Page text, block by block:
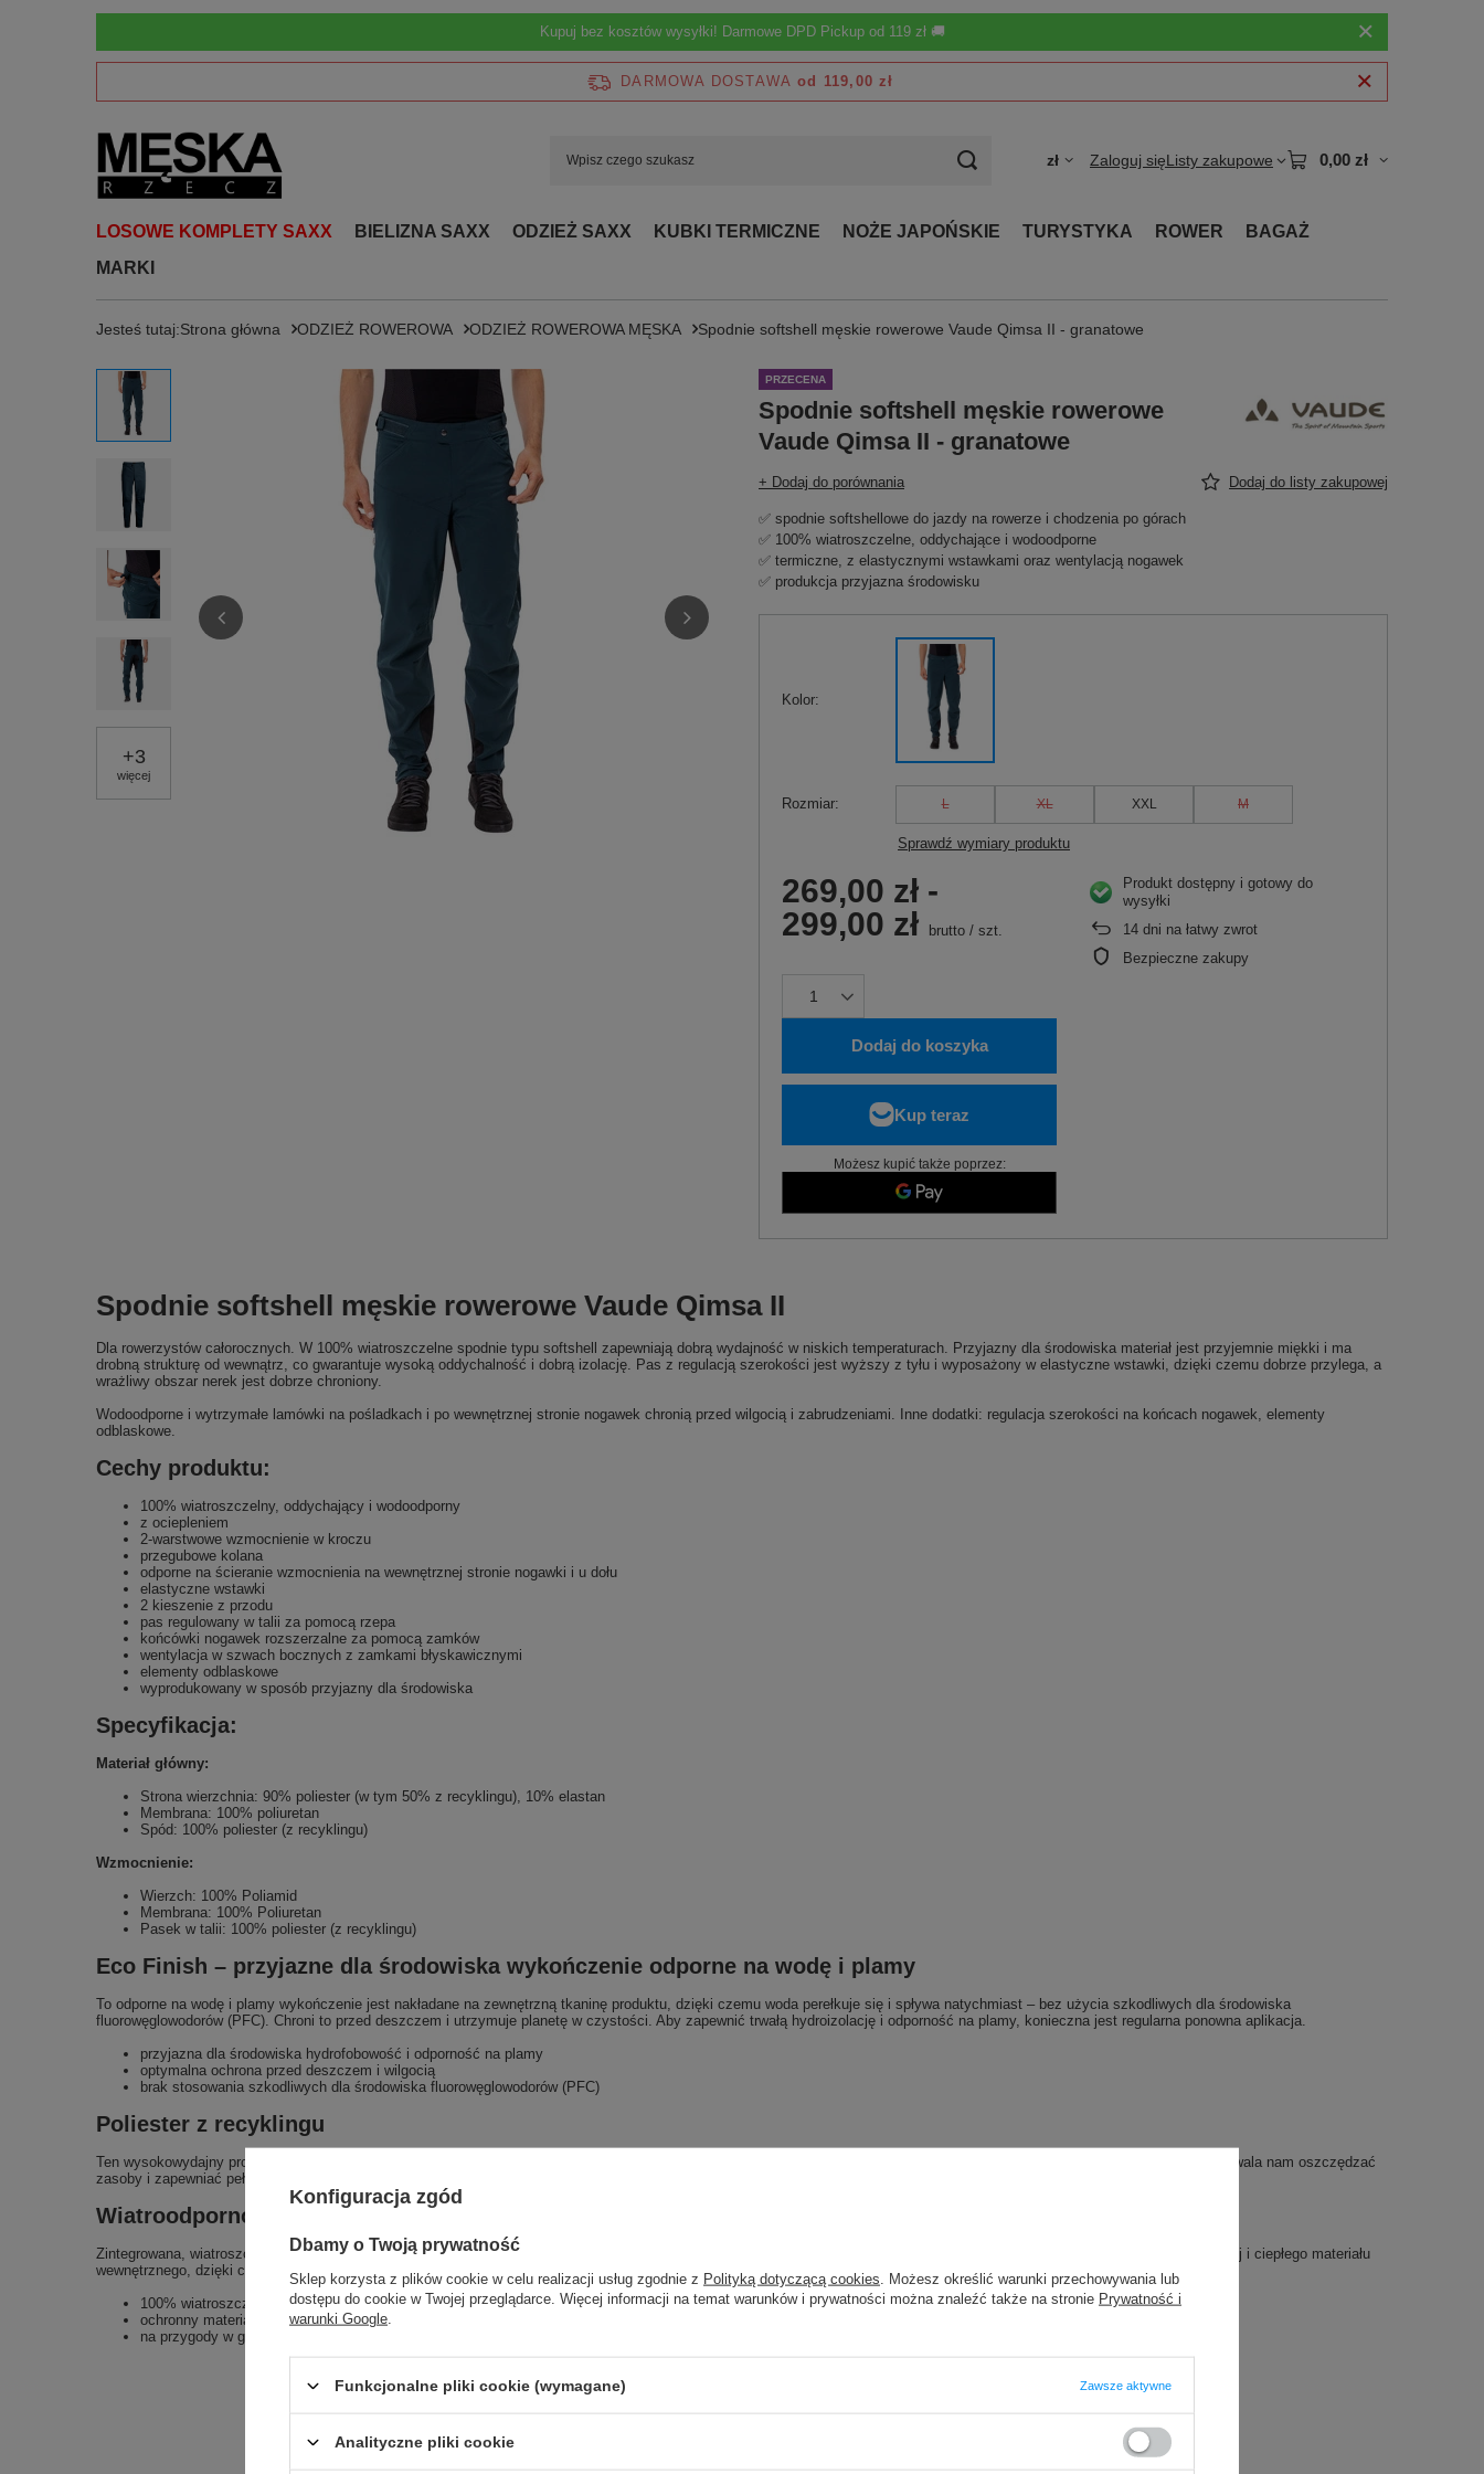
Kupuj bez kosztów wysyłki! Darmowe DPD Pickup od 119 zł 🚚
DARMOWA DOSTAWA od 119,00 zł
zł Zaloguj sięListy zakupowe 0,00 zł
LOSOWE KOMPLETY SAXX BIELIZNA SAXX ODZIEŻ SAXX KUBKI TERMICZNE NOŻE JAPOŃSKIE TURYSTYKA ROWER
BAGAŻ
MARKI
Jesteś tutaj:Strona główna ODZIEŻ ROWEROWA ODZIEŻ ROWEROWA MĘSKA Spodnie softshell męskie rowerowe Vaude Qimsa II - granatowe
+3
więcej
PRZECENA
Spodnie softshell męskie rowerowe
Vaude Qimsa II - granatowe
+ Dodaj do porównania Dodaj do listy zakupowej
✅ spodnie softshellowe do jazdy na rowerze i chodzenia po górach
✅ 100% wiatroszczelne, oddychające i wodoodporne
✅ termiczne, z elastycznymi wstawkami oraz wentylacją nogawek
✅ produkcja przyjazna środowisku
Kolor
Rozmiar L XL XXL M
Sprawdź wymiary produktu
269,00 zł -
299,00 zł
brutto / szt.
Dodaj do koszyka
Możesz kupić także poprzez:
Produkt dostępny i gotowy do
wysyłki
14 dni na łatwy zwrot
Bezpieczne zakupy
Spodnie softshell męskie rowerowe Vaude Qimsa II
Dla rowerzystów całorocznych. W 100% wiatroszczelne spodnie typu softshell zapewniają dobrą wydajność w niskich temperaturach. Przyjazny dla środowiska materiał jest przyjemnie miękki i ma
drobną strukturę od wewnątrz, co gwarantuje wysoką oddychalność i dobrą izolację. Pas z regulacją szerokości jest wyższy z tyłu i wyposażony w elastyczne wstawki, dzięki czemu dobrze przylega, a
wrażliwy obszar nerek jest dobrze chroniony.
Wodoodporne i wytrzymałe lamówki na pośladkach i po wewnętrznej stronie nogawek chronią przed wilgocią i zabrudzeniami. Inne dodatki: regulacja szerokości na końcach nogawek, elementy
odblaskowe.
Cechy produktu:
100% wiatroszczelny, oddychający i wodoodporny
z ociepleniem
2-warstwowe wzmocnienie w kroczu
przegubowe kolana
odporne na ścieranie wzmocnienia na wewnętrznej stronie nogawki i u dołu
elastyczne wstawki
2 kieszenie z przodu
pas regulowany w talii za pomocą rzepa
końcówki nogawek rozszerzalne za pomocą zamków
wentylacja w szwach bocznych z zamkami błyskawicznymi
elementy odblaskowe
wyprodukowany w sposób przyjazny dla środowiska
Specyfikacja:
Materiał główny:
Strona wierzchnia: 90% poliester (w tym 50% z recyklingu), 10% elastan
Membrana: 100% poliuretan
Spód: 100% poliester (z recyklingu)
Wzmocnienie:
Wierzch: 100% Poliamid
Membrana: 100% Poliuretan
Pasek w talii: 100% poliester (z recyklingu)
Eco Finish – przyjazne dla środowiska wykończenie odporne na wodę i plamy
To odporne na wodę i plamy wykończenie jest nakładane na zewnętrzną tkaninę produktu, dzięki czemu woda perełkuje się i spływa natychmiast – bez użycia szkodliwych dla środowiska
fluorowęglowodorów (PFC). Chroni to przed deszczem i utrzymuje planetę w czystości. Aby zapewnić trwałą hydroizolację i odporność na plamy, konieczna jest regularna ponowna aplikacja.
przyjazna dla środowiska hydrofobowość i odporność na plamy
optymalna ochrona przed deszczem i wilgocią
brak stosowania szkodliwych dla środowiska fluorowęglowodorów (PFC)
Poliester z recyklingu
Ten wysokowydajny produkt zawiera poliester z recyklingu. Nadmiar materiałów z produkcji poliestru jest gromadzony i ponownie wprowadzany do procesu produkcyjnego, co pozwala nam oszczędzać
zasoby i zapewniać pełną funkcjonalność.
Wiatroodporność 100%
Zintegrowana, wiatroszczelna membrana zapewnia, że ​​Twój produkt Vaude jest w 100% wiatroodporny. Jego konstrukcja typu sandwich składa się z ochronnej tkaniny zewnętrznej i ciepłego materiału
wewnętrznego, dzięki czemu będziesz dobrze przygotowany na przygody w górach lub wycieczki rowerowe, nawet w chłodną, ​​wietrzną pogodę.
100% wiatroszczelny ze zintegrowaną membraną
ochronny materiał zewnętrzny i ciepły materiał wewnętrzny
na przygody w górach i sporty rowerowe w chłodne i wietrzne dni
Konfiguracja zgód
Dbamy o Twoją prywatność
Sklep korzysta z plików cookie w celu realizacji usług zgodnie z Polityką dotyczącą cookies . Możesz określić warunki przechowywania lub
dostępu do cookie w Twojej przeglądarce. Więcej informacji na temat warunków i prywatności można znaleźć także na stronie Prywatność i
warunki Google
Funkcjonalne pliki cookie (wymagane) Zawsze aktywne
Analityczne pliki cookie